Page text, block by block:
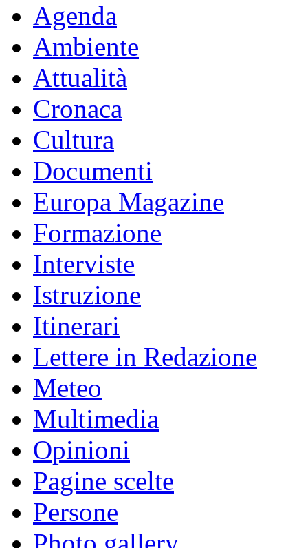
Agenda
Ambiente
Attualità
Cronaca
Cultura
Documenti
Europa Magazine
Formazione
Interviste
Istruzione
Itinerari
Lettere in Redazione
Meteo
Multimedia
Opinioni
Pagine scelte
Persone